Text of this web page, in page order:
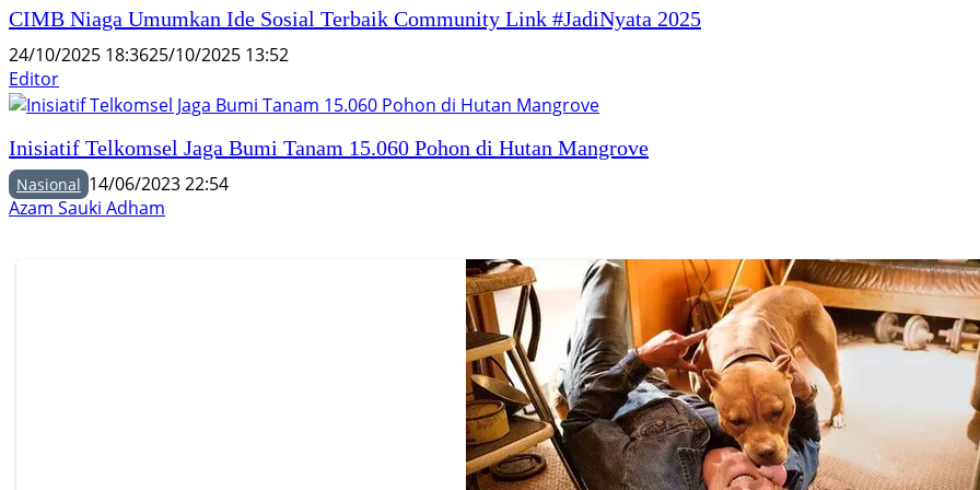
CIMB Niaga Umumkan Ide Sosial Terbaik Community Link #JadiNyata 2025
24/10/2025 18:3625/10/2025 13:52
Editor
Inisiatif Telkomsel Jaga Bumi Tanam 15.060 Pohon di Hutan Mangrove
Nasional 14/06/2023 22:54
Azam Sauki Adham